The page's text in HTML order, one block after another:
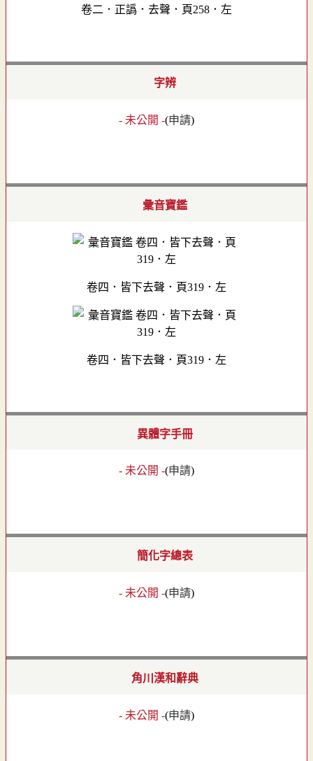
卷二．正譌．去聲．頁258．左
字辨
- 未公開 -(申請)
彙音寶鑑
卷四．皆下去聲．頁319．左
卷四．皆下去聲．頁319．左
異體字手冊
- 未公開 -(申請)
簡化字總表
- 未公開 -(申請)
角川漢和辭典
- 未公開 -(申請)